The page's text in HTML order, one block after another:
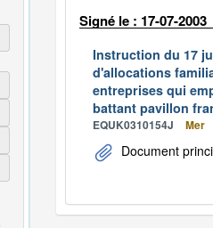
Signé le : 17-07-2003
Instruction du 17
d'allocations
entreprises qui
battant pavillon
EQUK0310154J Mer
Document